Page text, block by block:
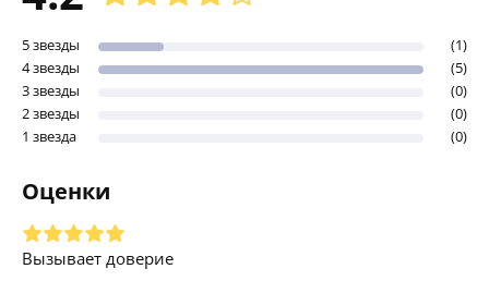
5 звезды
(1)
4 звезды
(5)
3 звезды
(0)
2 звезды
(0)
1 звезда
(0)
Оценки
Вызывает доверие